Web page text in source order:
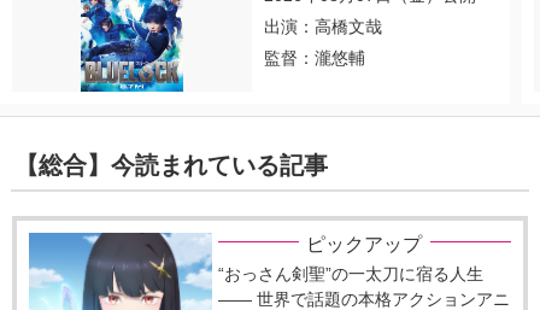
出演：高橋文哉
監督：瀧悠輔
【総合】今読まれている記事
ピックアップ
“おっさん剣聖”の一太刀に宿る人生
―― 世界で話題の本格アクションアニ